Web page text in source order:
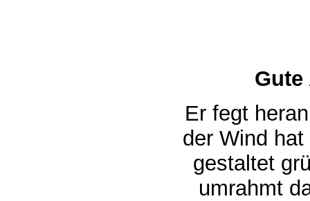
Er fegt
der Wind
gestaltet
umrahmt